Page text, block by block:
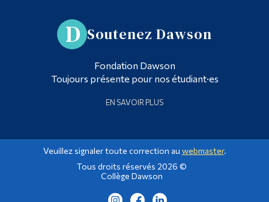
Soutenez Dawson
Fondation Dawson
Toujours présente pour nos étudiant·es
EN SAVOIR PLUS
Veuillez signaler toute correction au webmaster.
Tous droits réservés 2026 ©
Collège Dawson